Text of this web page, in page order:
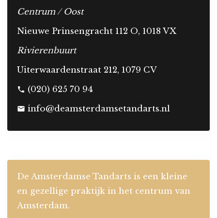
Centrum / Oost
Nieuwe Prinsengracht 112 O, 1018 VX
Rivierenbuurt
Uiterwaardenstraat 212, 1079 CV
phone (020) 625 70 94
mail info@deamsterdamsetandarts.nl
De Amsterdamse Tandarts is een kleine
en gezellige praktijk in het centrum van
Amsterdam.